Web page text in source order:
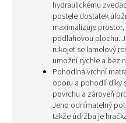
hydraulickému
postele dostatek
maximalizuje
podlahovou plochu.
rukojeť se lamelový
umožní rychle a bez
Pohodlná vrchní
oporu a pohodlí díky
povrchu a zároveň
Jeho odnímatelný
takže údržba je